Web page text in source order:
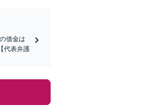
借金は
代表弁護